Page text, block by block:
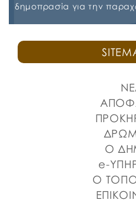
δημοπρασία για την
χώρου στην Πλατεία
ΠΡΟΚΗΡΥΞΗ ΚΑΝΤΙΝΑ
Ο
e-
Ο